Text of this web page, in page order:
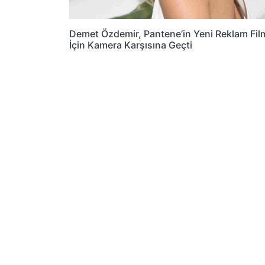
Demet Özdemir, Pantene’in Yeni Reklam
İçin Kamera Karşısına Geçti